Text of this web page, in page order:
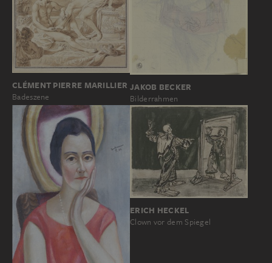
CLÉMENT PIERRE MARILLIER
Badeszene
JAKOB BECKER
Bilderrahmen
ERICH HECKEL
Clown vor dem Spiegel